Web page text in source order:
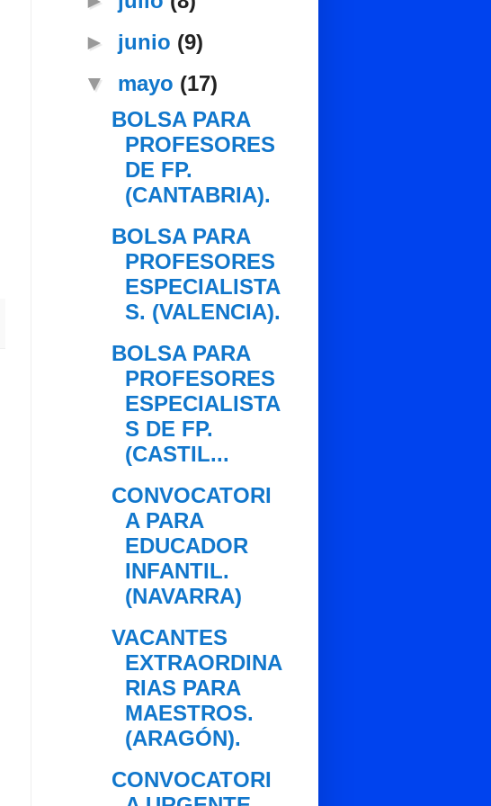
► junio (9)
▼ mayo (17)
BOLSA PARA
PROFESORES
DE FP.
(CANTABRIA).
BOLSA PARA
PROFESORES
ESPECIALISTA
S. (VALENCIA).
BOLSA PARA
PROFESORES
ESPECIALISTA
S DE FP.
(CASTIL...
CONVOCATORI
A PARA
EDUCADOR
INFANTIL.
(NAVARRA)
VACANTES
EXTRAORDINA
RIAS PARA
MAESTROS.
(ARAGÓN).
CONVOCATORI